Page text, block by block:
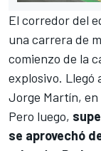
El corredor del
una carrera de
comienzo de la
explosivo. Llegó
Jorge Martín,
Pero luego,
se aprovechó